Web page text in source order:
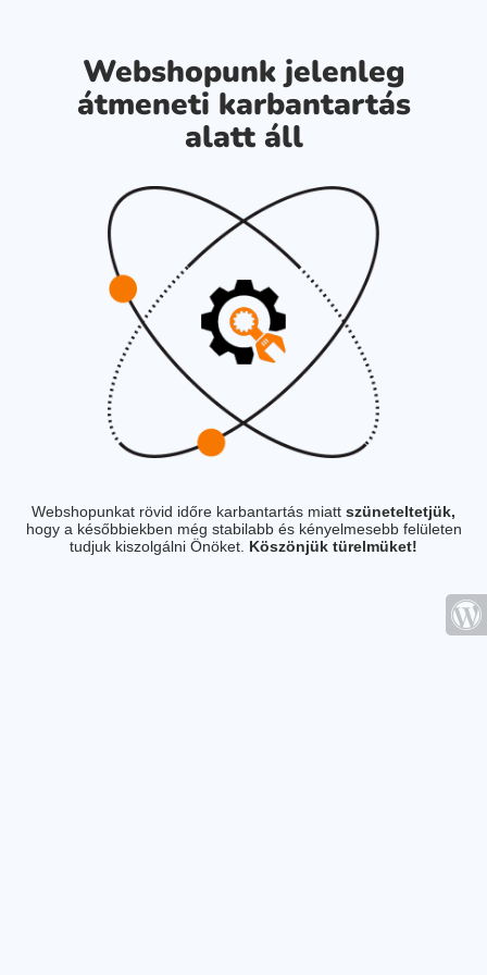
Webshopunk jelenleg
átmeneti karbantartás
alatt áll
Webshopunkat rövid időre karbantartás miatt szüneteltetjük,
hogy a későbbiekben még stabilabb és kényelmesebb felületen
tudjuk kiszolgálni Önöket. Köszönjük türelmüket!